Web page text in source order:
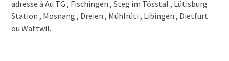
adresse à Au TG , Fischingen , Steg im Tösstal , Lütisburg
Station , Mosnang , Dreien , Mühlrüti , Libingen , Dietfurt
ou Wattwil.